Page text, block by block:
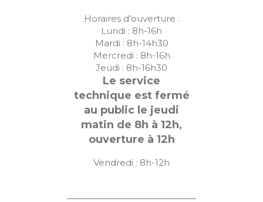
Horaires d’ouverture :
Lundi : 8h-16h
Mardi : 8h-14h30
Mercredi : 8h-16h
Jeudi : 8h-16h30
Le service
technique est fermé
au public le jeudi
matin de 8h à 12h,
ouverture à 12h
Vendredi : 8h-12h